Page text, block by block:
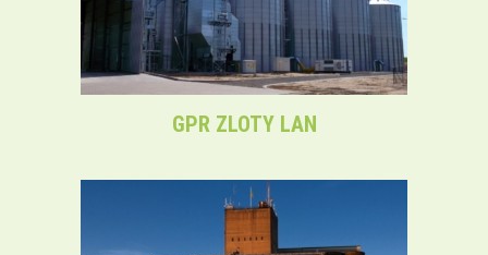
GPR ZLOTY LAN